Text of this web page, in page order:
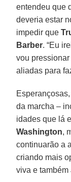
entendeu que
deveria estar
impedir que
Barber. “Eu
vou
aliadas para
da marcha –
idades que lá
Washington,
continuarão a
criando mais
viva e também